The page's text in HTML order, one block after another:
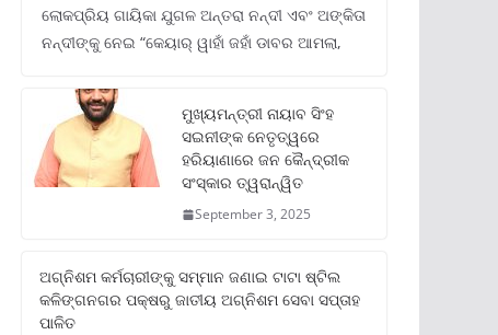
ଲୋକପ୍ରିୟ ଗାୟିକା ଯୁଗଳ ଅନ୍ତରା ନନ୍ଦୀ ଏବଂ ଅଙ୍କିତା
ନନ୍ଦୀଙ୍କୁ ନେଇ “କେୟାର୍ ୱାହାଁ ଜହାଁ ଡାବର ଆମଲା,
ମୁଖ୍ୟମନ୍ତ୍ରୀ ନାୟାବ ସିଂହ
ସଇନୀଙ୍କ ନେତୃତ୍ୱରେ
ହରିୟାଣାରେ ଜନ କୈନ୍ଦ୍ରୀକ
ସଂସ୍କାର ତ୍ୱରାନ୍ୱିତ
September 3, 2025
ଅଗ୍ନିଶମ କର୍ମଚାରୀଙ୍କୁ ସମ୍ମାନ ଜଣାଇ ଟାଟା ଷ୍ଟିଲ
କଳିଙ୍ଗନଗର ପକ୍ଷରୁ ଜାତୀୟ ଅଗ୍ନିଶମ ସେବା ସପ୍ତାହ
ପାଳିତ